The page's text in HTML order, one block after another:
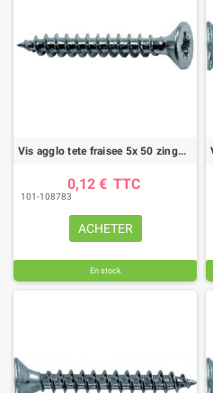
Vis agglo tete fraisee 5x 50 zingue (boite de 100)
0,12 € TTC
101-108783
ACHETER
En stock